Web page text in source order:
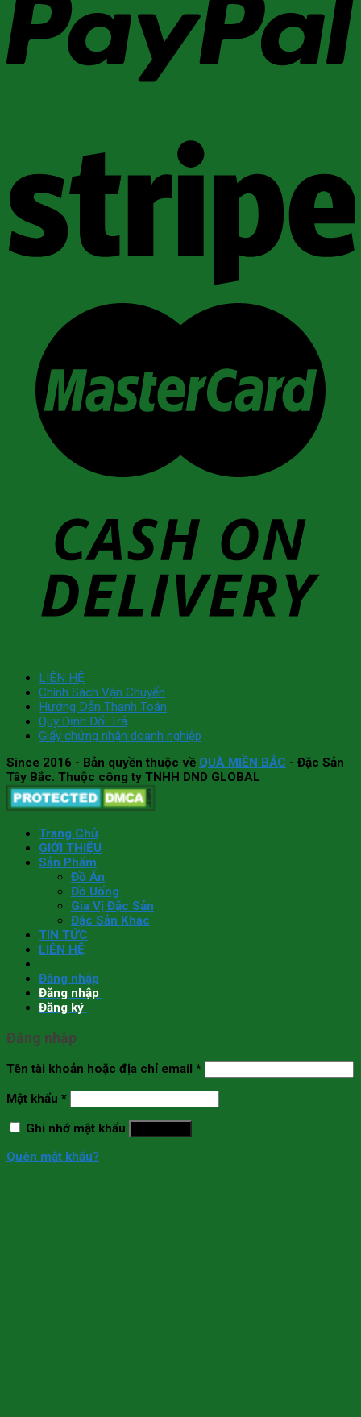
LIÊN HỆ
Chính Sách Vận Chuyển
Hướng Dẫn Thanh Toán
Quy Định Đổi Trả
Giấy chứng nhận doanh nghiệp
Since 2016 - Bản quyền thuộc về QUÀ MIỀN BẮC - Đặc Sản
Tây Bắc. Thuộc công ty TNHH DND GLOBAL
Trang Chủ
GIỚI THIỆU
Sản Phẩm
Đồ Ăn
Đồ Uống
Gia Vị Đặc Sản
Đặc Sản Khác
TIN TỨC
LIÊN HỆ
Đăng nhập
Đăng nhập
Đăng ký
Đăng nhập
Tên tài khoản hoặc địa chỉ email *
Mật khẩu *
Ghi nhớ mật khẩu
Quên mật khẩu?